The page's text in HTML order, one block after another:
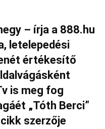
– írja a 888.hu
letelepedési
értékesítő
is meg fog
„Tóth Berci”
szerzője